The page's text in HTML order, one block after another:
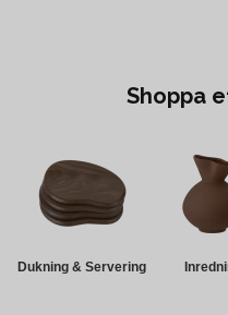
Shoppa
Dukning & Servering